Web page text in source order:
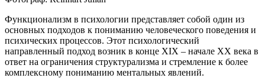
Функционализм в психологии представляет собой один из
основных подходов к пониманию человеческого поведения и
психических процессов. Этот психологический
направленный подход возник в конце XIX – начале XX века в
ответ на ограничения структурализма и стремление к более
комплексному пониманию ментальных явлений.